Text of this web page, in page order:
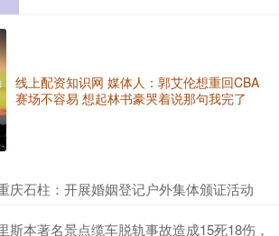
线上配资知识网 媒体人：郭艾伦想重回CBA
赛场不容易 想起林书豪哭着说那句我完了
庆石柱：开展婚姻登记户外集体颁证活动
斯本著名景点缆车脱轨事故造成15死18伤，